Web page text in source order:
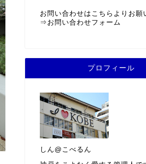
お問い合わせはこちらよりお願
⇒ お問い合わせフォーム
プロフィール
しん@こべるん